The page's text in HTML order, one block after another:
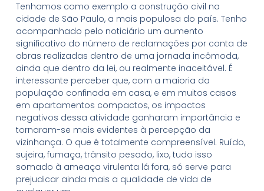
Tenhamos como exemplo a construção civil na
cidade de São Paulo, a mais populosa do país. Tenho
acompanhado pelo noticiário um aumento
significativo do número de reclamações por conta de
obras realizadas dentro de uma jornada incômoda,
ainda que dentro da lei, ou realmente inaceitável. É
interessante perceber que, com a maioria da
população confinada em casa, e em muitos casos
em apartamentos compactos, os impactos
negativos dessa atividade ganharam importância e
tornaram-se mais evidentes à percepção da
vizinhança. O que é totalmente compreensível. Ruído,
sujeira, fumaça, trânsito pesado, lixo, tudo isso
somado à ameaça virulenta lá fora, só serve para
prejudicar ainda mais a qualidade de vida de